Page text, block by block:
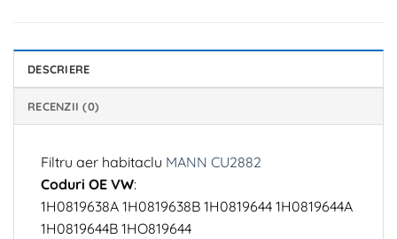
DESCRIERE
RECENZII (0)
Filtru aer habitaclu MANN CU2882
Coduri OE VW:
1H0819638A 1H0819638B 1H0819644 1H0819644A
1H0819644B 1HO819644